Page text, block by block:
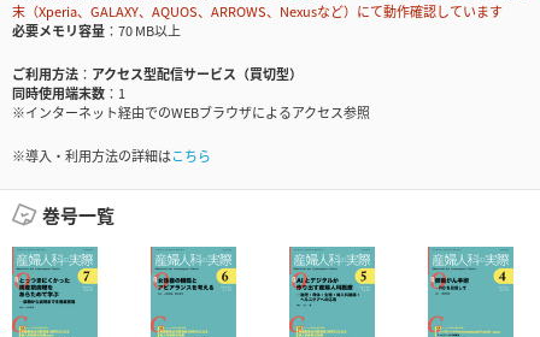
末（Xperia、GALAXY、AQUOS、ARROWS、Nexusなど）にて動作確認しています
必要メモリ容量
70 MB以上
ご利用方法
アクセス型配信サービス（買切型）
同時使用端末数
1
※インターネット経由でのWEBブラウザによるアクセス参照
※導入・利用方法の詳細はこちら
巻号一覧